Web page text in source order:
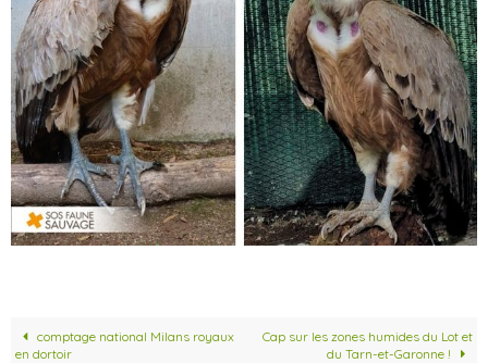
comptage national Milans royaux
en dortoir
Cap sur les zones humides du Lot et
du Tarn-et-Garonne !